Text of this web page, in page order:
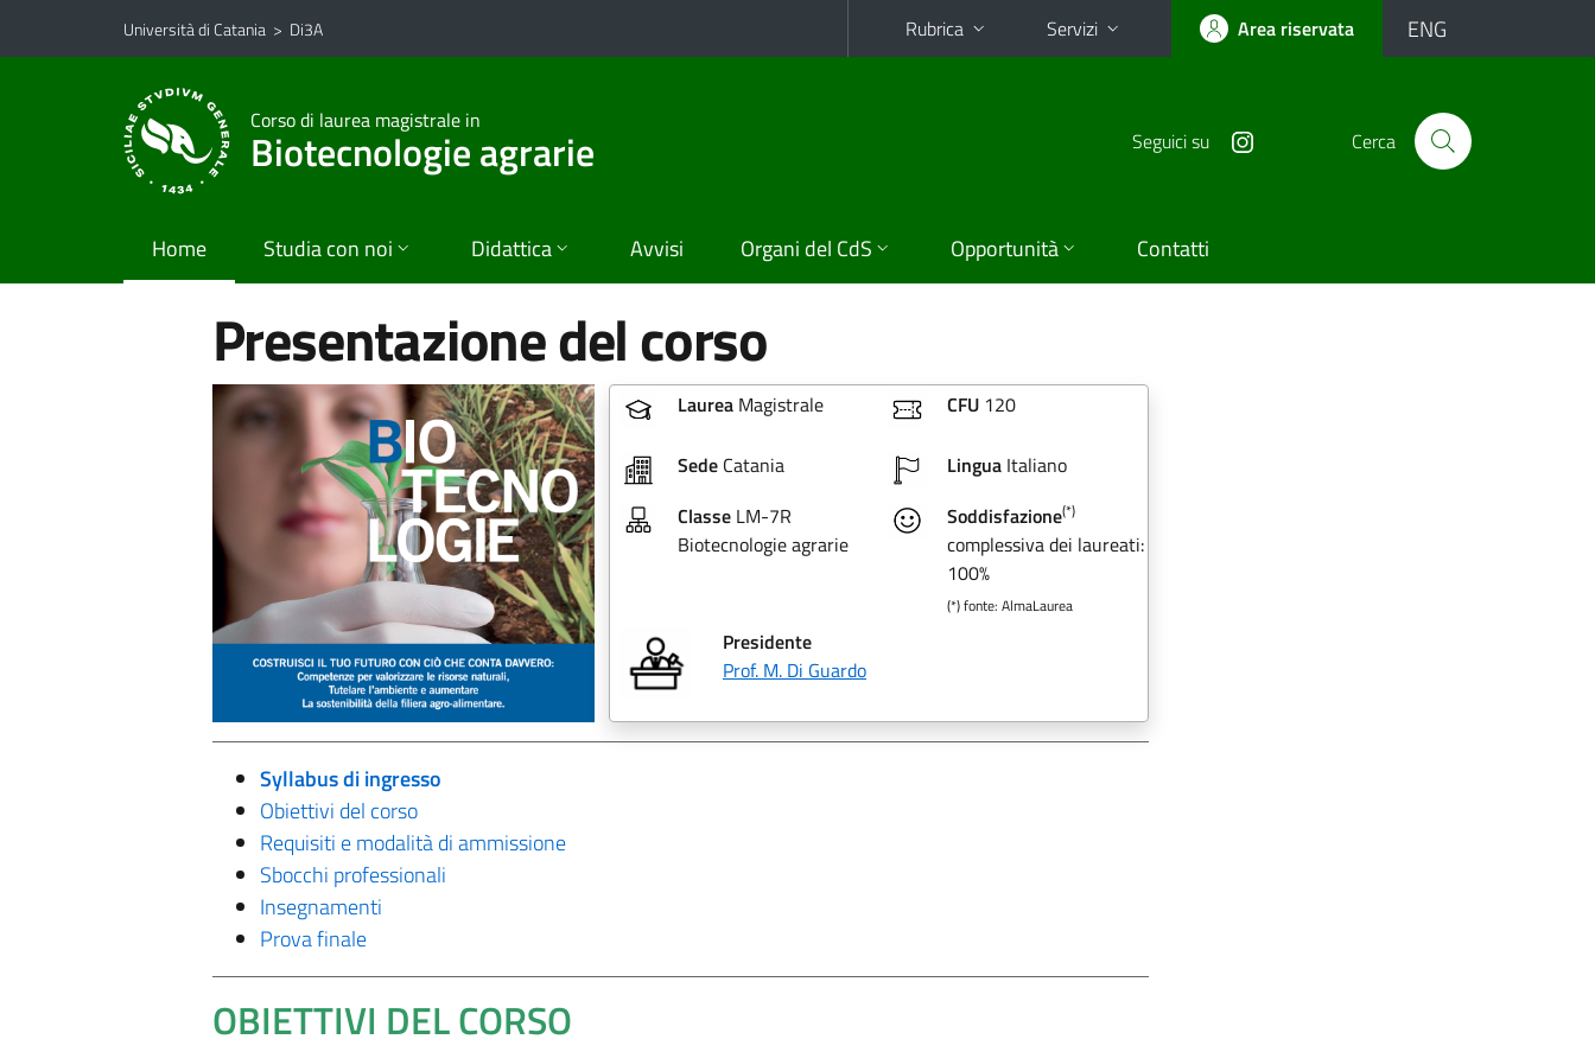
Vai al contenuto principale
Vai al menu di navigazione
Università di Catania > Di3A Rubrica Servizi Area riservata ENG
Corso di laurea magistrale in
Biotecnologie agrarie Seguici su Cerca
Home Studia con noi Didattica Avvisi Organi del CdS Opportunità Contatti
Presentazione del corso
Laurea Magistrale CFU120
Sede Catania LinguaItaliano
Classe LM-7R
Biotecnologie agrarie
Soddisfazione(*)
complessiva dei laureati:
100%
(*) fonte: AlmaLaurea
Presidente
Prof. M. Di Guardo
Syllabus di ingresso
Obiettivi del corso
Requisiti e modalità di ammissione
Sbocchi professionali
Insegnamenti
Prova finale
OBIETTIVI DEL CORSO